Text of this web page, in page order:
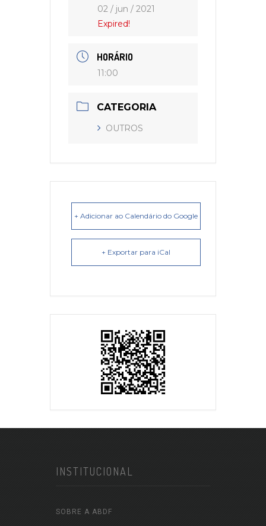
02 / jun / 2021
Expired!
HORÁRIO
11:00
CATEGORIA
OUTROS
+ Adicionar ao Calendário do Google
+ Exportar para iCal
INSTITUCIONAL
SOBRE A ABDF